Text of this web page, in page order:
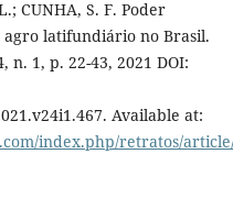
CUNHA, S. F. Poder
agro latifundiário no Brasil.
n. 1, p. 22-43, 2021 DOI:
Available at:
index.php/retratos/